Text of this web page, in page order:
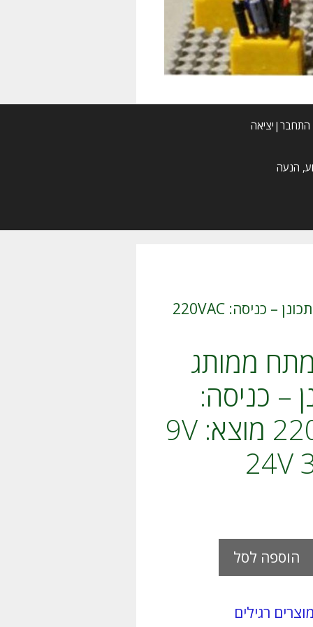
התחבר|יציאה
/ ספק מתח ממותג מתכונן – כניסה: 220VAC
ממותג
– כניסה:
220VAC מוצא: 9V
הוספה לסל
t
מוצרים רגילים